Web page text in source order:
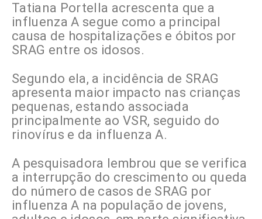
Tatiana Portella acrescenta que a
influenza A segue como a principal
causa de hospitalizações e óbitos por
SRAG entre os idosos.
Segundo ela, a incidência de SRAG
apresenta maior impacto nas crianças
pequenas, estando associada
principalmente ao VSR, seguido do
rinovírus e da influenza A.
A pesquisadora lembrou que se verifica
a interrupção do crescimento ou queda
do número de casos de SRAG por
influenza A na população de jovens,